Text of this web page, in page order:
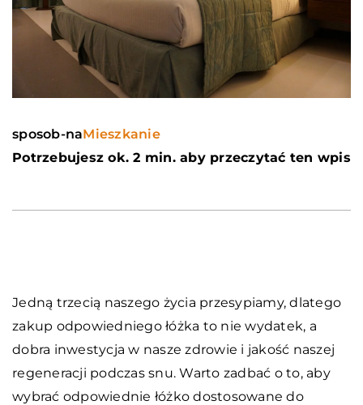
sposob-naMieszkanie
Potrzebujesz ok. 2 min. aby przeczytać ten wpis
Jedną trzecią naszego życia przesypiamy, dlatego
zakup odpowiedniego łóżka to nie wydatek, a
dobra inwestycja w nasze zdrowie i jakość naszej
regeneracji podczas snu. Warto zadbać o to, aby
wybrać odpowiednie łóżko dostosowane do